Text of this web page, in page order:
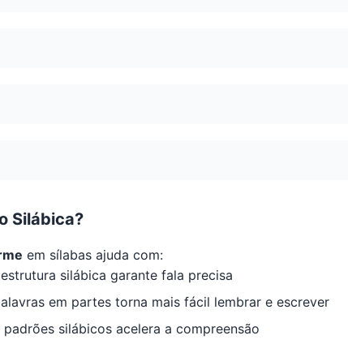
Silábica?
em sílabas ajuda com:
silábica garante fala precisa
em partes torna mais fácil lembrar e escrever
silábicos acelera a compreensão